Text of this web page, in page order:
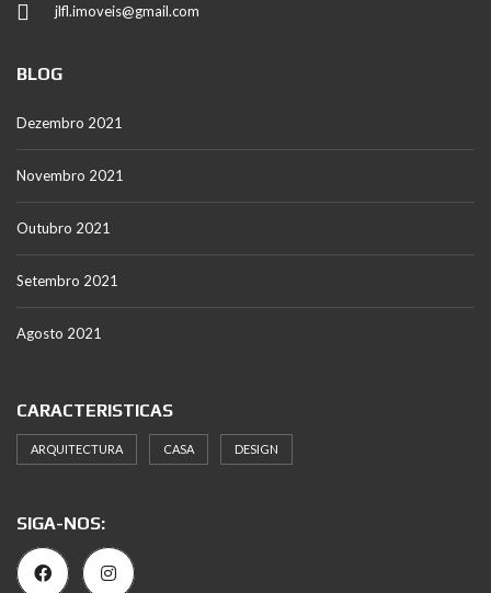
jlfl.imoveis@gmail.com
BLOG
Dezembro 2021
Novembro 2021
Outubro 2021
Setembro 2021
Agosto 2021
CARACTERISTICAS
ARQUITECTURA CASA DESIGN
SIGA-NOS: